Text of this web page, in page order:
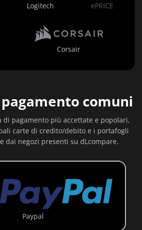
Logitech ePRICE
Corsair
comuni
di pagamento più accettate e popolari,
carte di credito/debito e i portafogli
dai negozi presenti su dLcompare.
Paypal